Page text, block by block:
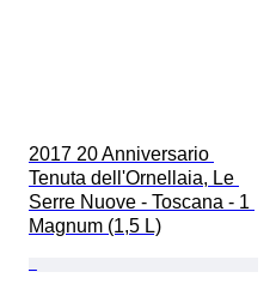
2017 20 Anniversario
Tenuta dell'Ornellaia, Le
Serre Nuove - Toscana - 1
Magnum (1,5 L)